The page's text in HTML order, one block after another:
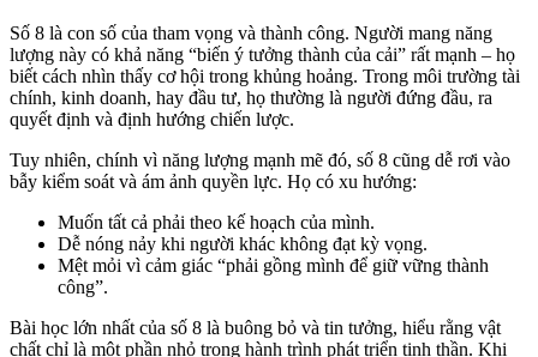
Số 8 là con số của tham vọng và thành công. Người mang năng
lượng này có khả năng “biến ý tưởng thành của cải” rất mạnh – họ
biết cách nhìn thấy cơ hội trong khủng hoảng. Trong môi trường tài
chính, kinh doanh, hay đầu tư, họ thường là người đứng đầu, ra
quyết định và định hướng chiến lược.
Tuy nhiên, chính vì năng lượng mạnh mẽ đó, số 8 cũng dễ rơi vào
bẫy kiểm soát và ám ảnh quyền lực. Họ có xu hướng:
Muốn tất cả phải theo kế hoạch của mình.
Dễ nóng nảy khi người khác không đạt kỳ vọng.
Mệt mỏi vì cảm giác “phải gồng mình để giữ vững thành
công”.
Bài học lớn nhất của số 8 là buông bỏ và tin tưởng, hiểu rằng vật
chất chỉ là một phần nhỏ trong hành trình phát triển tinh thần. Khi